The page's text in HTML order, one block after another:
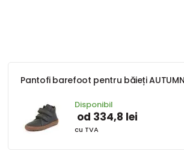
Disponibil
od 334,8 lei
cu TVA